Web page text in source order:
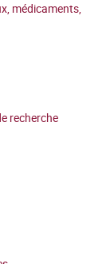
médicaments,
recherche